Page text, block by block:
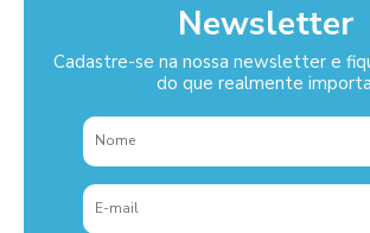
Newsletter
Cadastre-se na nossa newsletter e
do que realmente